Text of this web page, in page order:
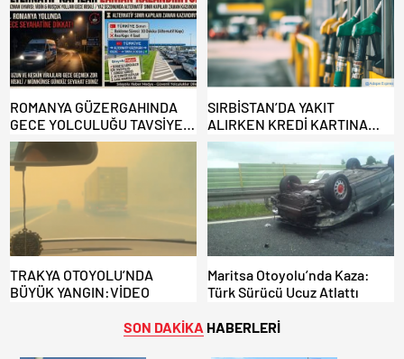
ROMANYA GÜZERGAHINDA
GECE YOLCULUĞU TAVSİYE
EDİLMİYOR: ALTERNATİF
KAPILAR ZAMAN
KAZANDIRIYOR!
SIRBİSTAN’DA YAKIT
ALIRKEN KREDİ KARTINA
DİKKAT: MAĞDUR OLMAYIN!
TRAKYA OTOYOLU’NDA
BÜYÜK YANGIN:VİDEO
Maritsa Otoyolu’nda Kaza:
Türk Sürücü Ucuz Atlattı
SON DAKİKA HABERLERİ